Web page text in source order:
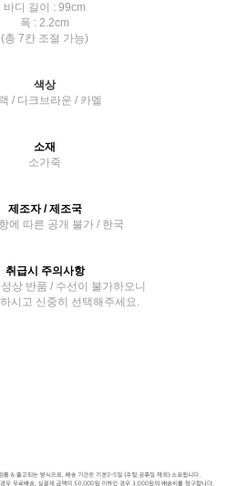
바디 길이 : 99cm
폭 : 2.2cm
(총 7칸 조절 가능)
색상
/ 다크브라운 / 카멜
소재
소가죽
제조자 / 제조국
에 따른 공개 불가 / 한국
취급시 주의사항
상 반품 / 수선이 불가하오니
시고 신중히 선택해주세요.